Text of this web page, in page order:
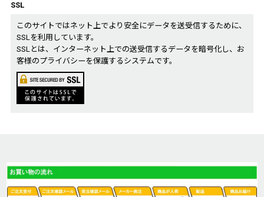
SSL
このサイトではネット上でより安全にデータを送受信するために、
SSLを利用しています。
SSLとは、インターネット上での送受信するデータを暗号化し、お
客様のプライバシーを保護するシステムです。